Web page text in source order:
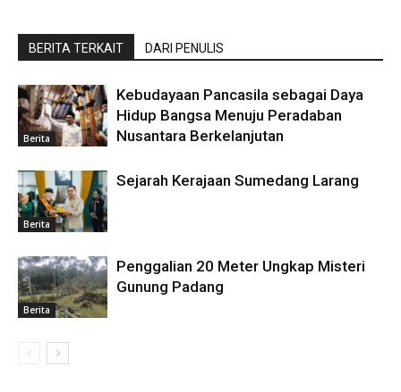
BERITA TERKAIT DARI PENULIS
Berita
Kebudayaan Pancasila sebagai Daya
Hidup Bangsa Menuju Peradaban
Nusantara Berkelanjutan
Berita
Sejarah Kerajaan Sumedang Larang
Berita
Penggalian 20 Meter Ungkap Misteri
Gunung Padang